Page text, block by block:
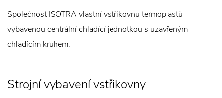
Společnost ISOTRA vlastní vstřikovnu termoplastů
vybavenou centrální chladící jednotkou s uzavřeným
chladícím kruhem.
Strojní vybavení vstřikovny